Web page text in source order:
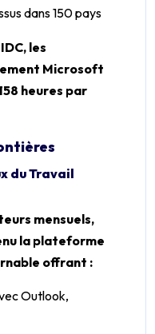
dans 150 pays
les
Microsoft
heures par
du Travail
mensuels,
la plateforme
offrant :
Outlook,